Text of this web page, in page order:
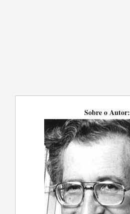
Sobre o Autor: